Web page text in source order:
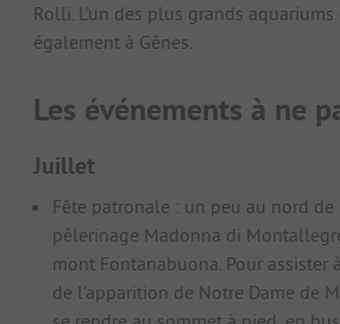
Rolli. L'un des plus grands
également à Gênes.
Les événements à ne
Juillet
Fête patronale : un peu au nord
pèlerinage Madonna di
mont Fontanabuona. Pour assister
de l'apparition de Notre Dame de